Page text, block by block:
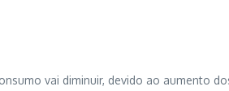
vai diminuir, devido ao aumento